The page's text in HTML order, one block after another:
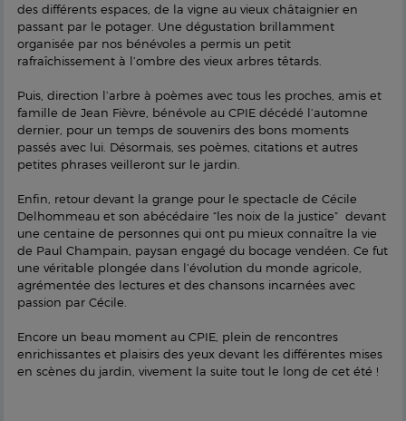
des différents espaces, de la vigne au vieux châtaignier en
passant par le potager. Une dégustation brillamment
organisée par nos bénévoles a permis un petit
rafraîchissement à l’ombre des vieux arbres têtards.
Puis, direction l’arbre à poèmes avec tous les proches, amis et
famille de Jean Fièvre, bénévole au CPIE décédé l’automne
dernier, pour un temps de souvenirs des bons moments
passés avec lui. Désormais, ses poèmes, citations et autres
petites phrases veilleront sur le jardin.
Enfin, retour devant la grange pour le spectacle de Cécile
Delhommeau et son abécédaire “les noix de la justice” devant
une centaine de personnes qui ont pu mieux connaître la vie
de Paul Champain, paysan engagé du bocage vendéen. Ce fut
une véritable plongée dans l’évolution du monde agricole,
agrémentée des lectures et des chansons incarnées avec
passion par Cécile.
Encore un beau moment au CPIE, plein de rencontres
enrichissantes et plaisirs des yeux devant les différentes mises
en scènes du jardin, vivement la suite tout le long de cet été !